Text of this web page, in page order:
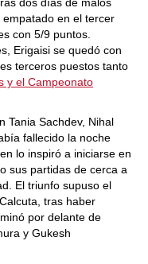
en el tercer
con 5/9 puntos.
Erigaisi se quedó con
terceros puestos tanto
y el Campeonato
Tania Sachdev, Nihal
fallecido la noche
lo inspiró a iniciarse en
sus partidas de cerca a
El triunfo supuso el
tras haber
por delante de
y Gukesh